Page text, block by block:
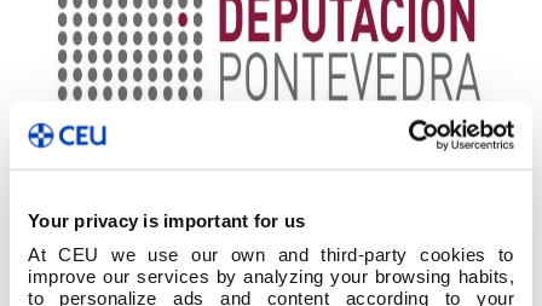
Your privacy is important for us
At CEU we use our own and third-party cookies to
improve our services by analyzing your browsing habits,
to personalize ads and content according to your